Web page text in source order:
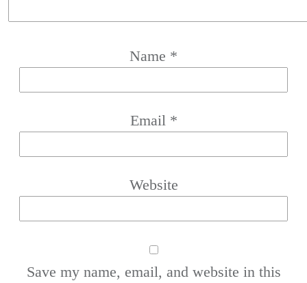
Name *
Email *
Website
Save my name, email, and website in this